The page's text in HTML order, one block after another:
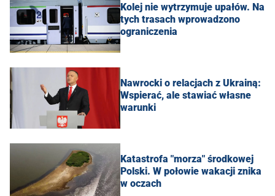
Kolej nie wytrzymuje upałów. Na
tych trasach wprowadzono
ograniczenia
Nawrocki o relacjach z Ukrainą:
Wspierać, ale stawiać własne
warunki
Katastrofa "morza" środkowej
Polski. W połowie wakacji znika
w oczach